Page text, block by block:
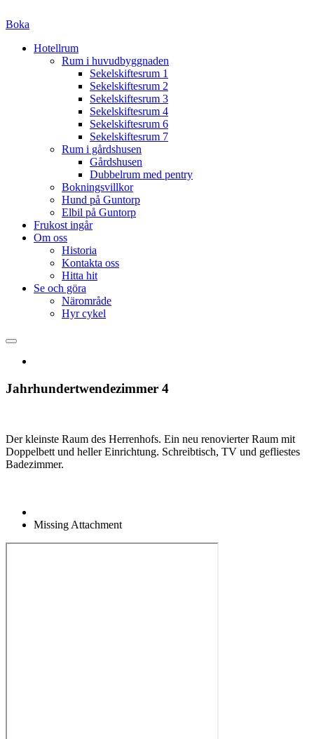
Boka
Hotellrum
Rum i huvudbyggnaden
Sekelskiftesrum 1
Sekelskiftesrum 2
Sekelskiftesrum 3
Sekelskiftesrum 4
Sekelskiftesrum 6
Sekelskiftesrum 7
Rum i gårdshusen
Gårdshusen
Dubbelrum med pentry
Bokningsvillkor
Hund på Guntorp
Elbil på Guntorp
Frukost ingår
Om oss
Historia
Kontakta oss
Hitta hit
Se och göra
Närområde
Hyr cykel
Jahrhundertwendezimmer 4
Der kleinste Raum des Herrenhofs. Ein neu renovierter Raum mit
Doppelbett und heller Einrichtung. Schreibtisch, TV und gefliestes
Badezimmer.
Missing Attachment